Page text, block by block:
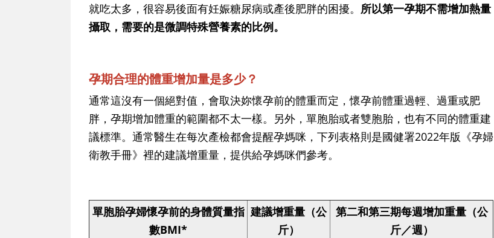
就吃太多，很容易後面有妊娠糖尿病或產後肥胖的困擾。 所以第一孕期不需增加熱量
攝取，需要的是微調特殊營養素的比例。
孕期合理的體重增加量是多少？
通常這沒有一個絕對值，會取決妳懷孕前的體重而定，懷孕前體重過輕、過重或肥
胖，孕期增加體重的範圍都不太一樣。另外，單胞胎或者雙胞胎，也有不同的體重建
議標準。通常醫生在每次產檢都會提醒孕媽咪，下列表格則是國健署2022年版《孕婦
衛教手冊》裡的建議增重量，提供給孕媽咪們參考。
單胞胎孕婦懷孕前的身體質量指
數BMI*
建議增重量（公
斤）
第二和第三期每週增加重量（公
斤／週）